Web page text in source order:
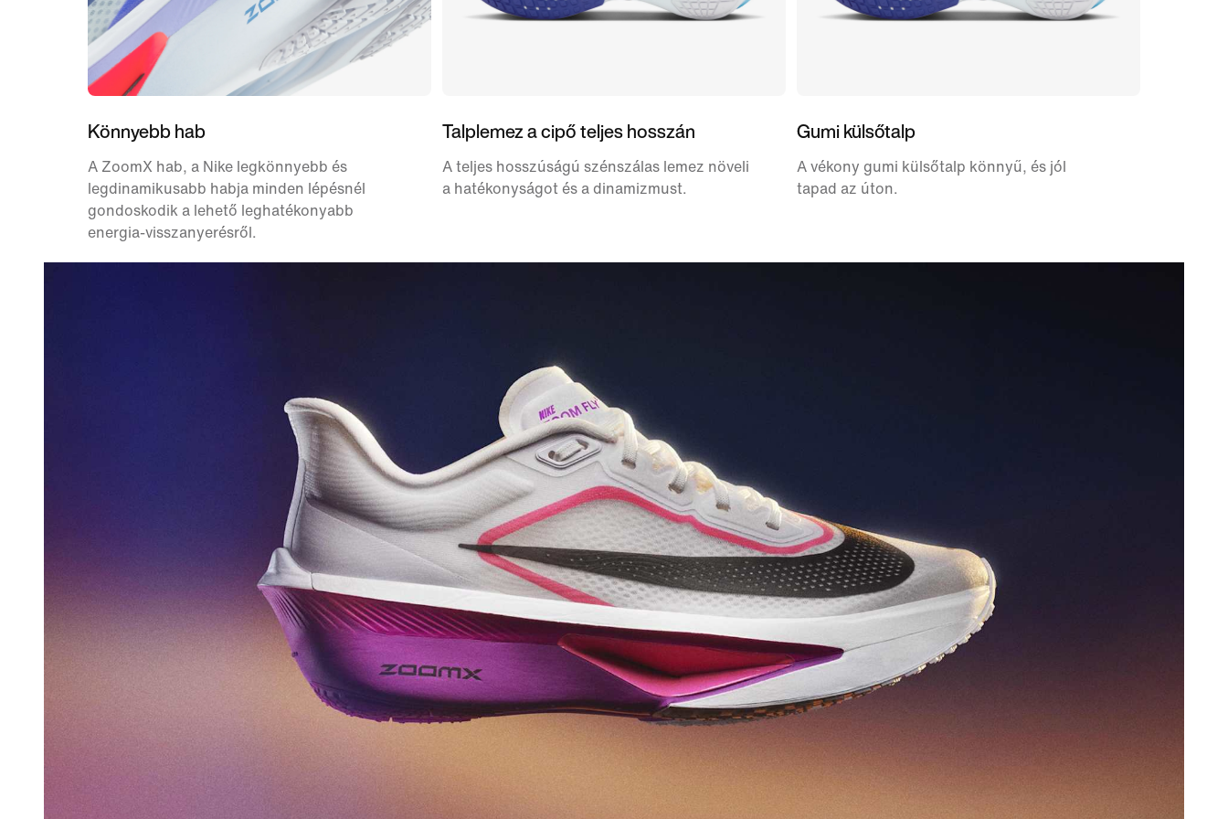
Könnyebb hab
A ZoomX hab, a Nike legkönnyebb és
legdinamikusabb habja minden lépésnél
gondoskodik a lehető leghatékonyabb
energia-visszanyerésről.
Talplemez a cipő teljes hosszán
A teljes hosszúságú szénszálas lemez növeli
a hatékonyságot és a dinamizmust.
Gumi külsőtalp
A vékony gumi külsőtalp könnyű, és jól
tapad az úton.